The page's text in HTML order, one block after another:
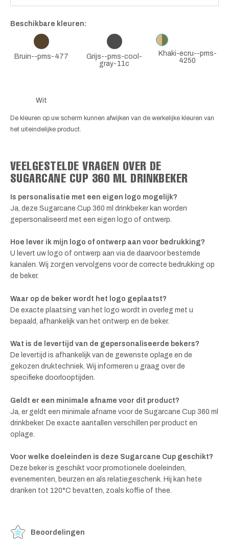
Beschikbare kleuren:
Bruin--pms-477
Grijs--pms-cool-
gray-11c
Khaki-ecru--pms-
4250
Wit
De kleuren op uw scherm kunnen afwijken van de werkelijke kleuren van
het uiteindelijke product.
VEELGESTELDE VRAGEN OVER DE
SUGARCANE CUP 360 ML DRINKBEKER
Is personalisatie met een eigen logo mogelijk?
Ja, deze Sugarcane Cup 360 ml drinkbeker kan worden
gepersonaliseerd met een eigen logo of ontwerp.
Hoe lever ik mijn logo of ontwerp aan voor bedrukking?
U levert uw logo of ontwerp aan via de daarvoor bestemde
kanalen. Wij zorgen vervolgens voor de correcte bedrukking op
de beker.
Waar op de beker wordt het logo geplaatst?
De exacte plaatsing van het logo wordt in overleg met u
bepaald, afhankelijk van het ontwerp en de beker.
Wat is de levertijd van de gepersonaliseerde bekers?
De levertijd is afhankelijk van de gewenste oplage en de
gekozen druktechniek. Wij informeren u graag over de
specifieke doorlooptijden.
Geldt er een minimale afname voor dit product?
Ja, er geldt een minimale afname voor de Sugarcane Cup 360 ml
drinkbeker. De exacte aantallen verschillen per product en
oplage.
Voor welke doeleinden is deze Sugarcane Cup geschikt?
Deze beker is geschikt voor promotionele doeleinden,
evenementen, beurzen en als relatiegeschenk. Hij kan hete
dranken tot 120°C bevatten, zoals koffie of thee.
Beoordelingen